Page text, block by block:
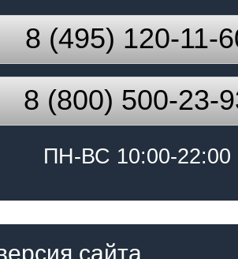
8 (495) 120-11-
8 (800) 500-23-
ПН-ВС 10:00-22:00
сайта